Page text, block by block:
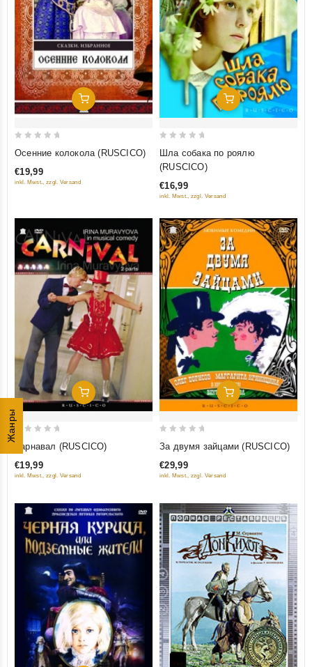
Жанры
Добавить В Корзину
of
Осенние колокола (RUSCICO)
€19,99
inkl. Mwst., zzgl. Versand
Добавить В Корзину
5
Шла собака по роялю
(RUSCICO)
€16,99
inkl. Mwst., zzgl. Versand
Добавить В Корзину
out
of
Карнавал (RUSCICO)
€19,99
inkl. Mwst., zzgl. Versand
Добавить В Корзину
out
of
За двумя зайцами (RUSCICO)
€29,99
inkl. Mwst., zzgl. Versand